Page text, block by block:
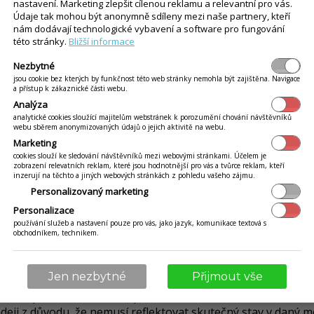
prodej položek do minusu. Stejně tak je tomu i v případě
je třeba jim k tomu odebrat příslušné právo.
je třeba toto právo aktivovat.
definovat a klikněte naVíce.
ze skupin, úpravou práv nastavujete práva celé skupině,
nedostupné množství k prodeji.
i po vyčerpání množství, je třeba nastavení aktivovat.
při účtovaní. Je možné si ho prohlédnout přímo na
už položka není dostupná.
nastavení. Marketing zlepšit cílenou reklamu a relevantní pro vás.
Údaje tak mohou být anonymně sdíleny mezi naše partnery, kteří
nám dodávají technologické vybavení a software pro fungování
této stránky. Bližší informace
Nezbytné
jsou cookie bez kterých by funkčnost této web stránky nemohla být zajištěna. Navigace
a přístup k zákaznické části webu.
Analýza
analytické cookies sloužící majitelům webstránek k porozumění chování návštěvníků
webu sběrem anonymizovaných údajů o jejich aktivitě na webu.
Marketing
cookies slouží ke sledování návštěvníků mezi webovými stránkami. Účelem je
zobrazení relevatních reklam, které jsou hodnotnější pro vás a tvůrce reklam, kteří
inzerují na těchto a jiných webových stránkách z pohledu vašeho zájmu.
Personalizovaný marketing
Personalizace
používání služeb a nastavení pouze pro vás, jako jazyk, komunikace textová s
obchodníkem, technikem.
Jen nezbytné Přijmout vše